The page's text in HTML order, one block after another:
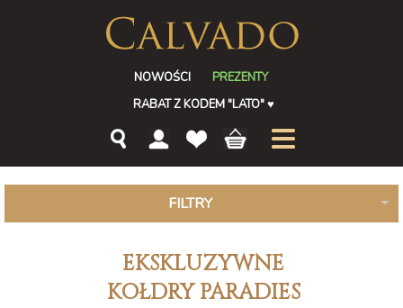
NOWOŚCI
PREZENTY
RABAT Z KODEM "LATO"♥
FILTRY
EKSKLUZYWNE
KOŁDRY PARADIES